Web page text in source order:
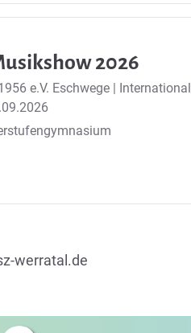
2026
e.V. Eschwege |
werratal.de